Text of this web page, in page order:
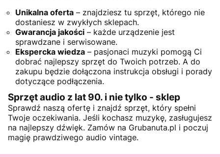
Unikalna oferta – znajdziesz tu sprzęt, którego nie
dostaniesz w zwykłych sklepach.
Gwarancja jakości – każde urządzenie jest
sprawdzane i serwisowane.
Ekspercka wiedza – pasjonaci muzyki pomogą Ci
dobrać najlepszy sprzęt do Twoich potrzeb. A do
zakupu będzie dołączona instrukcja obsługi i porady
dotyczące podłączenia.
Sprzęt audio z lat 90. i nie tylko - sklep
Sprawdź naszą ofertę i znajdź sprzęt, który spełni
Twoje oczekiwania. Jeśli kochasz muzykę, zasługujesz
na najlepszy dźwięk. Zamów na Grubanuta.pl i poczuj
magię prawdziwego audio vintage.